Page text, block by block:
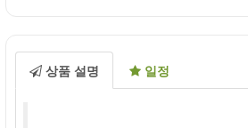
상품 설명 일정